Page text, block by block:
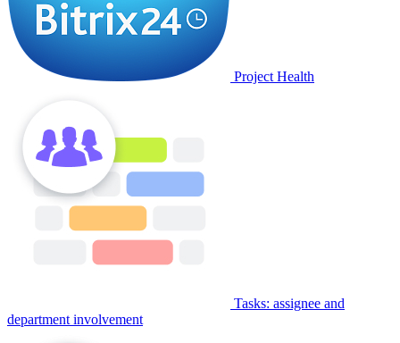
Project Health
Tasks: assignee and
department involvement